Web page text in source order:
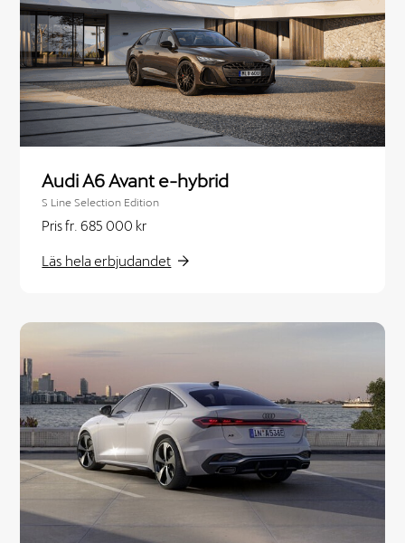
Audi A6 Avant e-hybrid
S Line Selection Edition
Pris fr. 685 000 kr
Läs hela erbjudandet